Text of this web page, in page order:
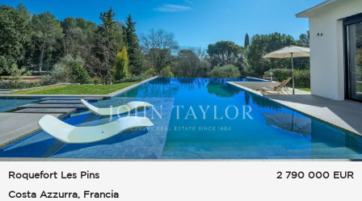
Roquefort Les Pins
Costa Azzurra, Francia
2 790 000 EUR